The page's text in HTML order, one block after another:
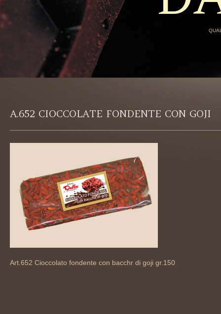
A.652 CIOCCOLATE FONDENTE CON GOJI
Art.652 Cioccolato fondente con bacchr di goji gr.150